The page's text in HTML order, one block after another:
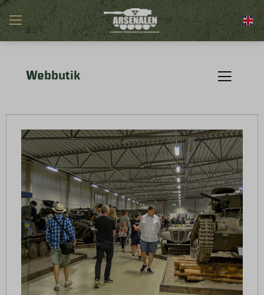
Webbutik